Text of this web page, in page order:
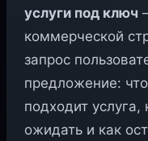
услуги под ключ
коммерческой
запрос
предложение:
подходит услуга,
ожидать и как